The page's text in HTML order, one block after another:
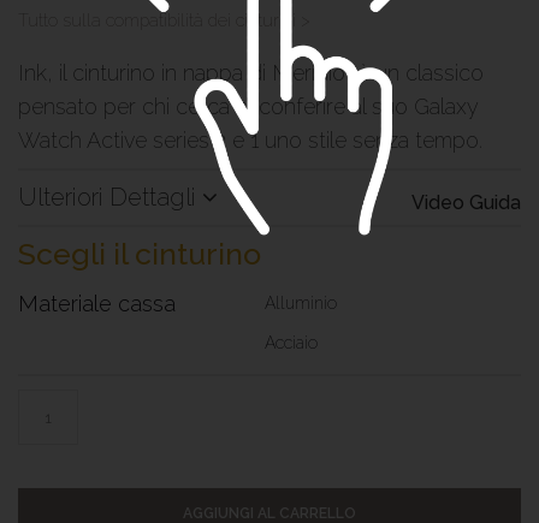
Tutto sulla compatibilità dei cinturini >
Ink, il cinturino in nappa di Meridio, è un classico
pensato per chi cerca di conferire al suo Galaxy
Watch Active series 2 e 1 uno stile senza tempo.
Video Guida
Ulteriori Dettagli
Scegli il cinturino
Materiale cassa Alluminio
Acciaio
AGGIUNGI AL CARRELLO